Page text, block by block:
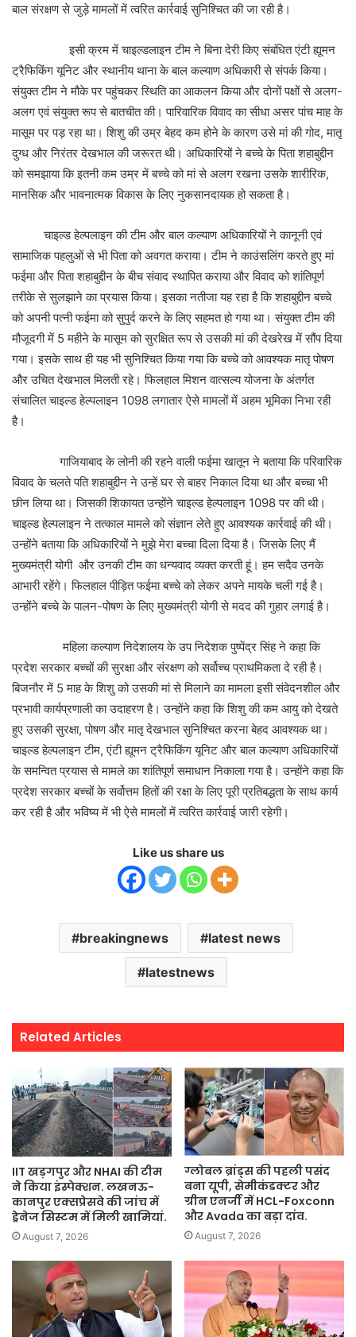
बाल संरक्षण से जुड़े मामलों में त्वरित कार्रवाई सुनिश्चित की जा रही है।
इसी क्रम में चाइल्डलाइन टीम ने बिना देरी किए संबंधित एंटी ह्यूमन
ट्रैफिकिंग यूनिट और स्थानीय थाना के बाल कल्याण अधिकारी से संपर्क किया।
संयुक्त टीम ने मौके पर पहुंचकर स्थिति का आकलन किया और दोनों पक्षों से अलग-
अलग एवं संयुक्त रूप से बातचीत की। पारिवारिक विवाद का सीधा असर पांच माह के
मासूम पर पड़ रहा था। शिशु की उम्र बेहद कम होने के कारण उसे मां की गोद, मातृ
दुग्ध और निरंतर देखभाल की जरूरत थी। अधिकारियों ने बच्चे के पिता शहाबुद्दीन
को समझाया कि इतनी कम उम्र में बच्चे को मां से अलग रखना उसके शारीरिक,
मानसिक और भावनात्मक विकास के लिए नुकसानदायक हो सकता है।
चाइल्ड हेल्पलाइन की टीम और बाल कल्याण अधिकारियों ने कानूनी एवं
सामाजिक पहलुओं से भी पिता को अवगत कराया। टीम ने काउंसलिंग करते हुए मां
फईमा और पिता शहाबुद्दीन के बीच संवाद स्थापित कराया और विवाद को शांतिपूर्ण
तरीके से सुलझाने का प्रयास किया। इसका नतीजा यह रहा है कि शहाबुद्दीन बच्चे
को अपनी पत्नी फईमा को सुपुर्द करने के लिए सहमत हो गया था। संयुक्त टीम की
मौजूदगी में 5 महीने के मासूम को सुरक्षित रूप से उसकी मां की देखरेख में सौंप दिया
गया। इसके साथ ही यह भी सुनिश्चित किया गया कि बच्चे को आवश्यक मातृ पोषण
और उचित देखभाल मिलती रहे। फिलहाल मिशन वात्सल्य योजना के अंतर्गत
संचालित चाइल्ड हेल्पलाइन 1098 लगातार ऐसे मामलों में अहम भूमिका निभा रही
है।
गाजियाबाद के लोनी की रहने वाली फईमा खातून ने बताया कि परिवारिक
विवाद के चलते पति शहाबुद्दीन ने उन्हें घर से बाहर निकाल दिया था और बच्चा भी
छीन लिया था। जिसकी शिकायत उन्होंने चाइल्ड हेल्पलाइन 1098 पर की थी।
चाइल्ड हेल्पलाइन ने तत्काल मामले को संज्ञान लेते हुए आवश्यक कार्रवाई की थी।
उन्होंने बताया कि अधिकारियों ने मुझे मेरा बच्चा दिला दिया है। जिसके लिए मैं
मुख्यमंत्री योगी और उनकी टीम का धन्यवाद व्यक्त करती हूं। हम सदैव उनके
आभारी रहेंगे। फिलहाल पीड़ित फईमा बच्चे को लेकर अपने मायके चली गई है।
उन्होंने बच्चे के पालन-पोषण के लिए मुख्यमंत्री योगी से मदद की गुहार लगाई है।
महिला कल्याण निदेशालय के उप निदेशक पुष्पेंद्र सिंह ने कहा कि
प्रदेश सरकार बच्चों की सुरक्षा और संरक्षण को सर्वोच्च प्राथमिकता दे रही है।
बिजनौर में 5 माह के शिशु को उसकी मां से मिलाने का मामला इसी संवेदनशील और
प्रभावी कार्यप्रणाली का उदाहरण है। उन्होंने कहा कि शिशु की कम आयु को देखते
हुए उसकी सुरक्षा, पोषण और मातृ देखभाल सुनिश्चित करना बेहद आवश्यक था।
चाइल्ड हेल्पलाइन टीम, एंटी ह्यूमन ट्रैफिकिंग यूनिट और बाल कल्याण अधिकारियों
के समन्वित प्रयास से मामले का शांतिपूर्ण समाधान निकाला गया है। उन्होंने कहा कि
प्रदेश सरकार बच्चों के सर्वोत्तम हितों की रक्षा के लिए पूरी प्रतिबद्धता के साथ कार्य
कर रही है और भविष्य में भी ऐसे मामलों में त्वरित कार्रवाई जारी रहेगी।
Like us share us
breakingnews latest news
latestnews
Related Articles
IIT खड़गपुर और NHAI की टीम
ने किया इंस्पेक्शन. लखनऊ-
कानपुर एक्सप्रेसवे की जांच में
ड्रेनेज सिस्टम में मिली खामियां.
August 7, 2026
ग्लोबल ब्रांड्स की पहली पसंद
बना यूपी, सेमीकंडक्टर और
ग्रीन एनर्जी में HCL-Foxconn
और Avada का बड़ा दांव.
August 7, 2026